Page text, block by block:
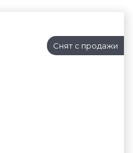
Снят с продажи